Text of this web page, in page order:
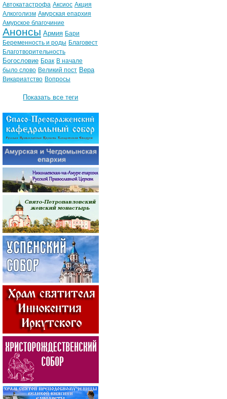
Автокатастрофа Аксиос Акция
Алкоголизм Амурская епархия
Амурское благочиние
Анонсы Армия Бари
Беременность и роды Благовест
Благотворительность
Богословие Брак В начале
было слово Великий пост Вера
Викариатство Вопросы
Показать все теги